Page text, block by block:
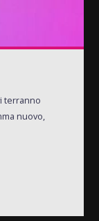
terranno
nuovo,